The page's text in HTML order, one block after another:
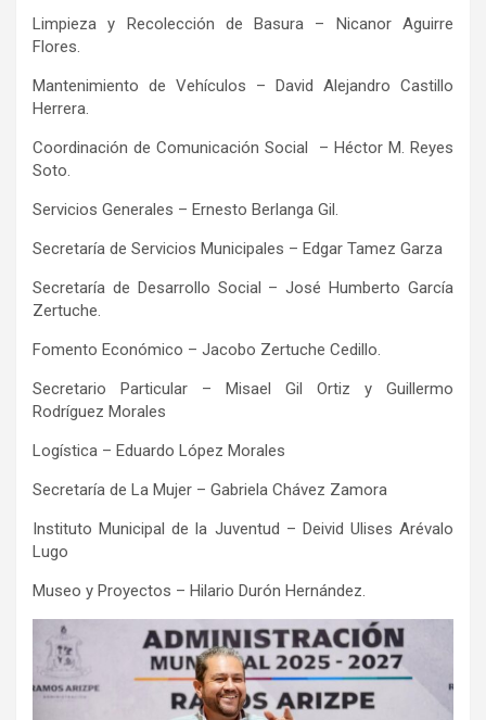
Limpieza y Recolección de Basura – Nicanor Aguirre
Flores.
Mantenimiento de Vehículos – David Alejandro Castillo
Herrera.
Coordinación de Comunicación Social – Héctor M. Reyes
Soto.
Servicios Generales – Ernesto Berlanga Gil.
Secretaría de Servicios Municipales – Edgar Tamez Garza
Secretaría de Desarrollo Social – José Humberto García
Zertuche.
Fomento Económico – Jacobo Zertuche Cedillo.
Secretario Particular – Misael Gil Ortiz y Guillermo
Rodríguez Morales
Logística – Eduardo López Morales
Secretaría de La Mujer – Gabriela Chávez Zamora
Instituto Municipal de la Juventud – Deivid Ulises Arévalo
Lugo
Museo y Proyectos – Hilario Durón Hernández.